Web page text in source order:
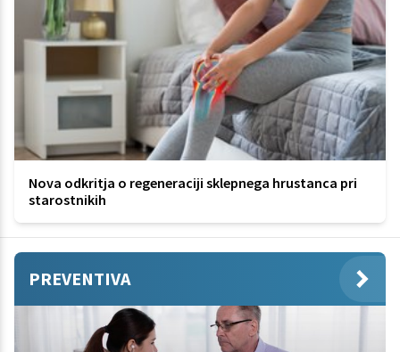
Nova odkritja o regeneraciji sklepnega hrustanca pri
starostnikih
PREVENTIVA